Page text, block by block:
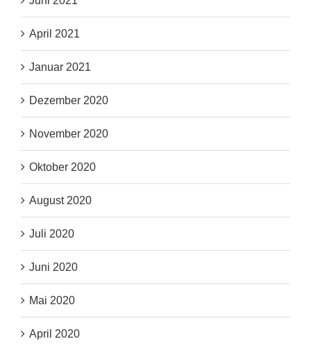
April 2021
Januar 2021
Dezember 2020
November 2020
Oktober 2020
August 2020
Juli 2020
Juni 2020
Mai 2020
April 2020